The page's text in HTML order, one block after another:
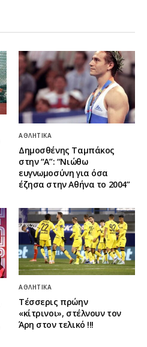
ΑΘΛΗΤΙΚΆ
Δημοσθένης Ταμπάκος
στην “A”: “Νιώθω
ευγνωμοσύνη για όσα
έζησα στην Αθήνα το 2004”
ΑΘΛΗΤΙΚΆ
Τέσσερις πρώην
«κίτρινοι», στέλνουν τον
Άρη στον τελικό !!!